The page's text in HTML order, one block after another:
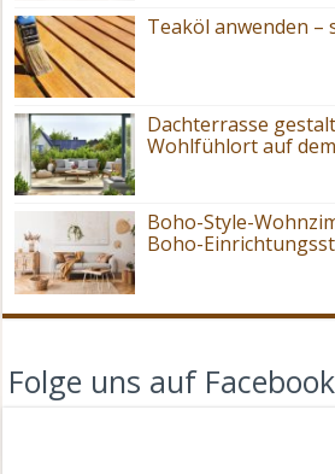
Teaköl anwenden –
Dachterrasse
Wohlfühlort auf
Boho-Style-
Boho-
Folge uns auf Facebook